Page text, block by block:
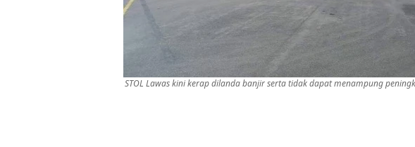
STOL Lawas kini kerap dilanda banjir serta tidak dapat menampung